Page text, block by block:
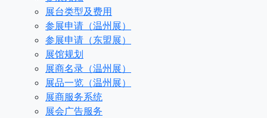
展台类型及费用
参展申请（温州展）
参展申请（东盟展）
展馆规划
展商名录（温州展）
展品一览（温州展）
展商服务系统
展会广告服务